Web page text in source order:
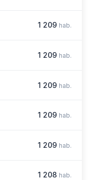
1 209 hab.
1 209 hab.
1 209 hab.
1 209 hab.
1 209 hab.
1 208 hab.